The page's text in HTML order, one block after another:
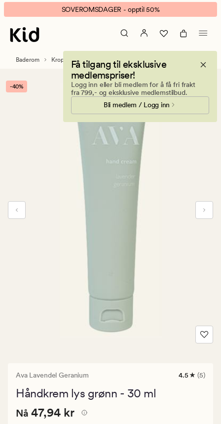
Ava
Lavendel
Geranium
håndkrem
grønn
banner.
Klikk
ESCAPE
pause.
SOVEROMSDAGER - opptil 50%
Få tilgang til eksklusive
medlemspriser!
Logg inn eller bli medlem for å få fri frakt
fra 799,- og eksklusive medlemstilbud.
Bli medlem / Logg inn
Baderom Kroppspleie Håndkremer og Bodylotions
-40%
Ava Lavendel Geranium
5
4.5 (5)
Håndkrem lys grønn - 30 ml
Nåværende
Nåværende pris
Nå 47,94 kr